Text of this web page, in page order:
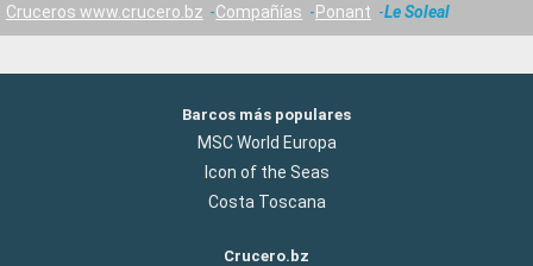
Cruceros www.crucero.bz Compañías Ponant Le Soleal
Barcos más populares
MSC World Europa
Icon of the Seas
Costa Toscana
Crucero.bz